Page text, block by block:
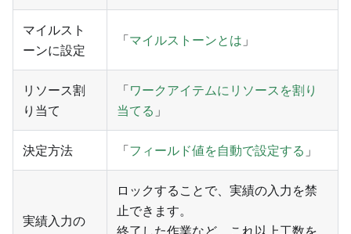
マイルスト
ーンに設定
「マイルストーンとは」
リソース割
り当て
「ワークアイテムにリソースを割り
当てる」
決定方法 「フィールド値を自動で設定する」
実績入力の
ロックすることで、実績の入力を禁
止できます。